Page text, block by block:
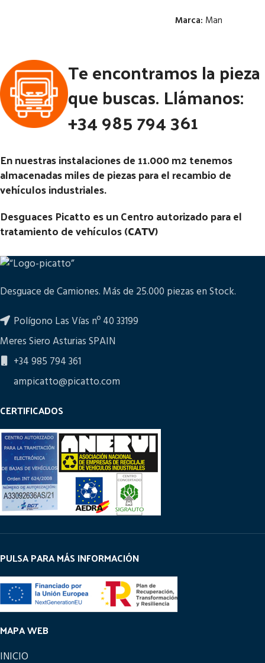
Código Pieza:
Marca: Man
Ubicación:
Notas:
Código Pieza:
Te encontramos la pieza
que buscas. Llámanos:
+34 985 794 361
En nuestras instalaciones de 11.000 m2 tenemos
almacenadas miles de piezas para el recambio de
vehículos industriales.
Desguaces Picatto es un Centro autorizado para el
tratamiento de vehículos (CATV)
Desguace de Camiones. Más de 25.000 piezas en Stock.
Polígono Las Vías nº 40 33199
Meres Siero Asturias SPAIN
+34 985 794 361
ampicatto@picatto.com
CERTIFICADOS
PULSA PARA MÁS INFORMACIÓN
MAPA WEB
INICIO